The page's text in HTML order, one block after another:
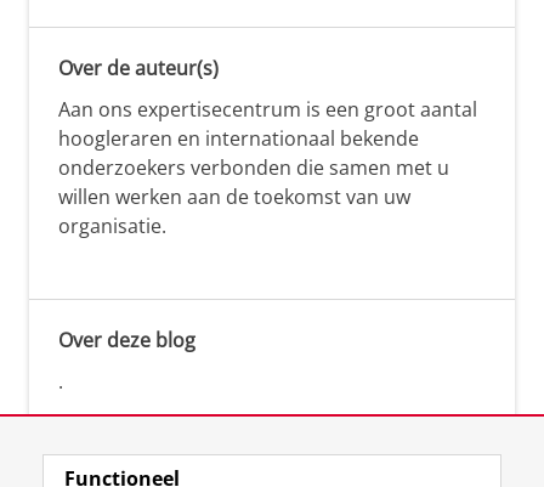
Over de auteur(s)
Aan ons expertisecentrum is een groot aantal
hoogleraren en internationaal bekende
onderzoekers verbonden die samen met u
willen werken aan de toekomst van uw
organisatie.
Over deze blog
.
Functioneel